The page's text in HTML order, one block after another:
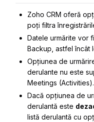
Zoho CRM oferă
poți filtra
Datele urmărite vor
Backup, astfel încât
Opțiunea de
derulante nu este
Meetings (Activities).
Dacă opțiunea de
derulantă este
listă derulantă cu